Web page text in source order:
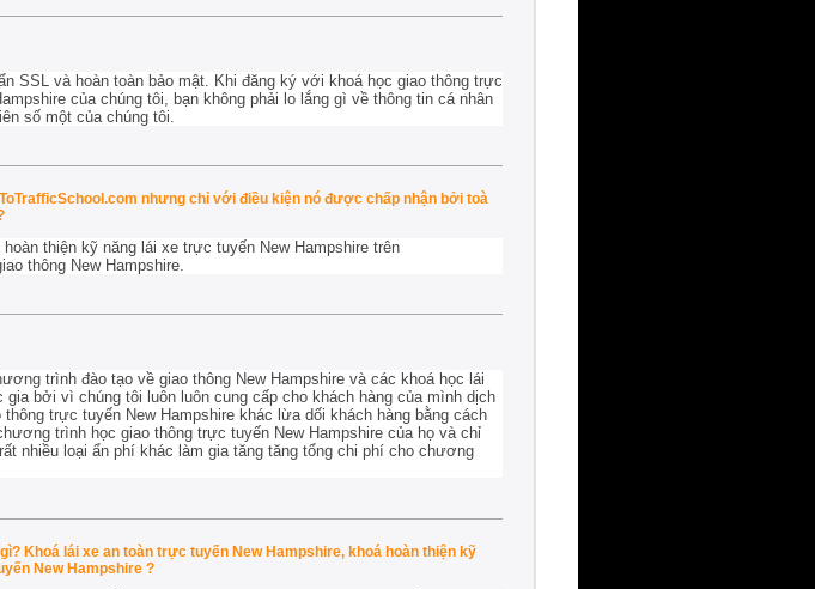
SSL và hoàn toàn bảo mật. Khi đăng ký với khoá học giao thông trực
của chúng tôi, bạn không phải lo lắng gì về thông tin cá nhân
số một của chúng tôi.
nhưng chỉ với điều kiện nó được chấp nhận bởi toà
thiện kỹ năng lái xe trực tuyến New Hampshire trên
thông New Hampshire.
trình đào tạo về giao thông New Hampshire và các khoá học lái
bởi vì chúng tôi luôn luôn cung cấp cho khách hàng của mình dịch
trực tuyến New Hampshire khác lừa dối khách hàng bằng cách
trình học giao thông trực tuyến New Hampshire của họ và chỉ
nhiều loại ẩn phí khác làm gia tăng tăng tổng chi phí cho chương
Khoá lái xe an toàn trực tuyến New Hampshire, khoá hoàn thiện kỹ
New Hampshire ?